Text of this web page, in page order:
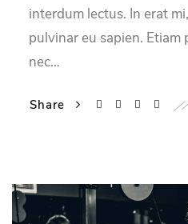
interdum lectus. In erat
pulvinar eu sapien.
nec…
Share